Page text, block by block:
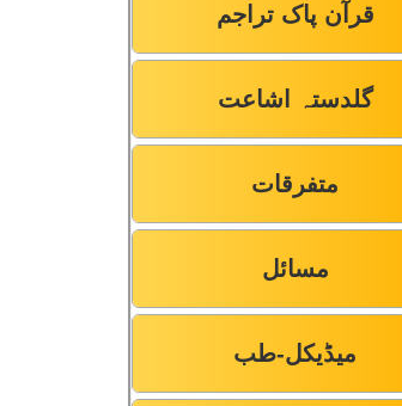
قرآن پاک تراجم
گلدستہ اشاعت
متفرقات
مسائل
میڈیکل-طب